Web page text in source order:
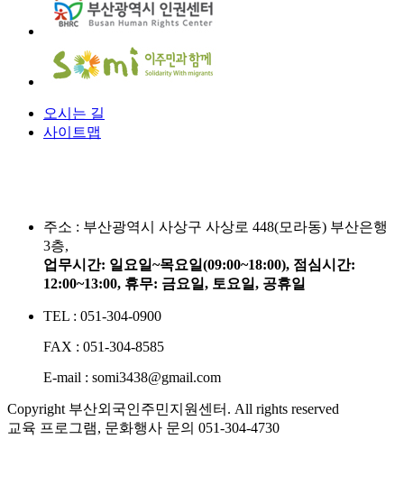
오시는 길
사이트맵
주소 : 부산광역시 사상구 사상로 448(모라동) 부산은행
3층,
업무시간: 일요일~목요일(09:00~18:00), 점심시간:
12:00~13:00, 휴무: 금요일, 토요일, 공휴일
TEL : 051-304-0900
FAX : 051-304-8585
E-mail : somi3438@gmail.com
Copyright 부산외국인주민지원센터. All rights reserved
교육 프로그램, 문화행사 문의 051-304-4730